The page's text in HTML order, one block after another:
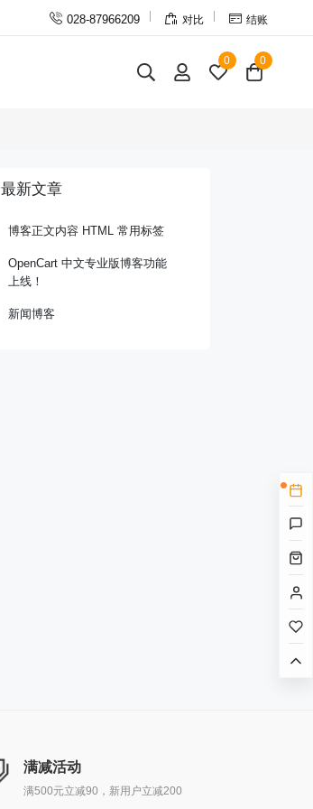
 028-87966209  对比  结账
0 0
最新文章
博客正文内容 HTML 常用标签
OpenCart 中文专业版博客功能
上线！
新闻博客
满减活动
满500元立减90，新用户立减200